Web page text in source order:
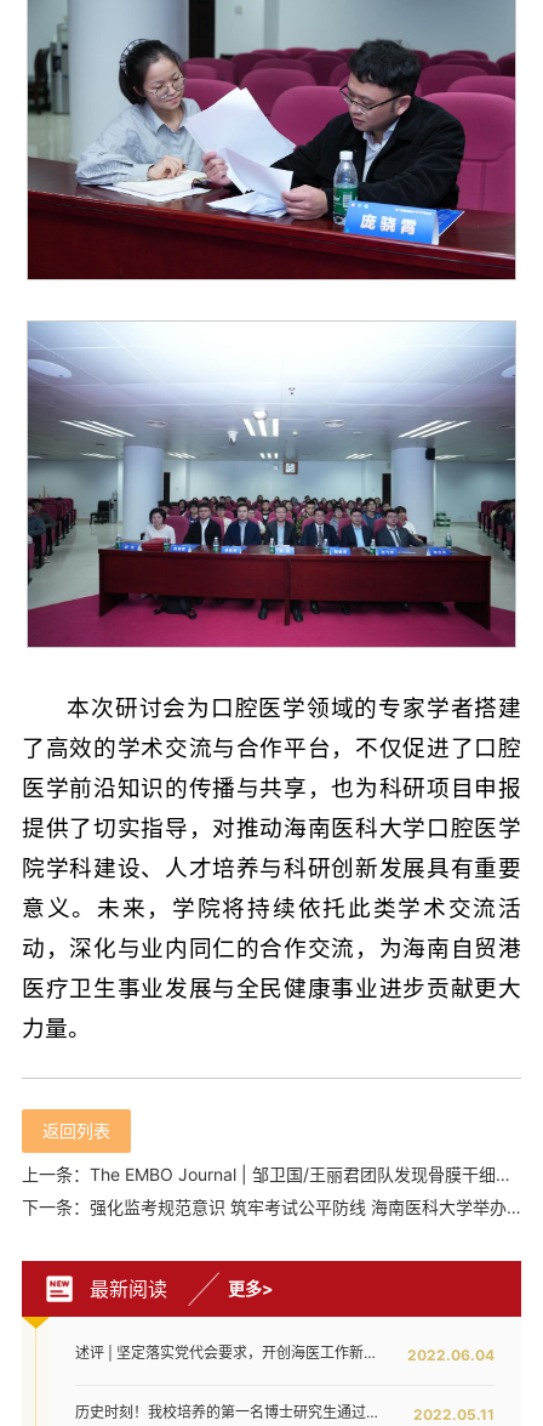
本次研讨会为口腔医学领域的专家学者搭建
了高效的学术交流与合作平台，不仅促进了口腔
医学前沿知识的传播与共享，也为科研项目申报
提供了切实指导，对推动海南医科大学口腔医学
院学科建设、人才培养与科研创新发展具有重要
意义。未来，学院将持续依托此类学术交流活
动，深化与业内同仁的合作交流，为海南自贸港
医疗卫生事业发展与全民健康事业进步贡献更大
力量。
返回列表
上一条：The EMBO Journal | 邹卫国/王丽君团队发现骨膜干细胞中的锌指蛋白BNC2通过与NuRD复合物相互作用促进骨折修复
下一条：强化监考规范意识 筑牢考试公平防线 海南医科大学举办2025年监考培训会
最新阅读 更多>
2022.06.04
述评 | 坚定落实党代会要求，开创海医工作新局面——写在全面落实省第八次党代会对海医发展提出新要求之时
2022.05.11
历史时刻！我校培养的第一名博士研究生通过答辩！